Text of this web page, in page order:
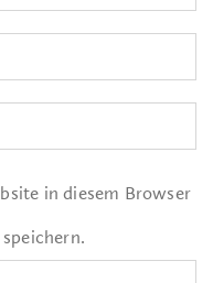
in diesem Browser